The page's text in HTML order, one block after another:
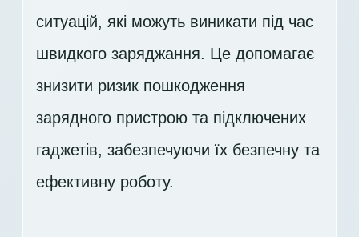
ситуацій, які можуть виникати під час
швидкого заряджання. Це допомагає
знизити ризик пошкодження
зарядного пристрою та підключених
гаджетів, забезпечуючи їх безпечну та
ефективну роботу.